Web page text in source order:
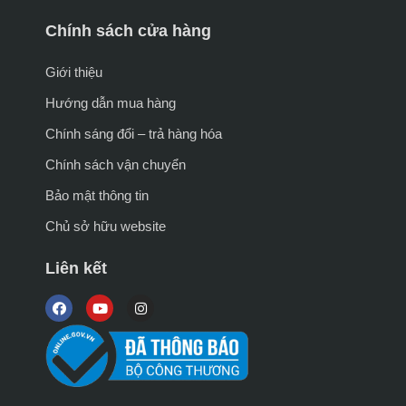
Chính sách cửa hàng
Giới thiệu
Hướng dẫn mua hàng
Chính sáng đổi – trả hàng hóa
Chính sách vận chuyển
Bảo mật thông tin
Chủ sở hữu website
Liên kết